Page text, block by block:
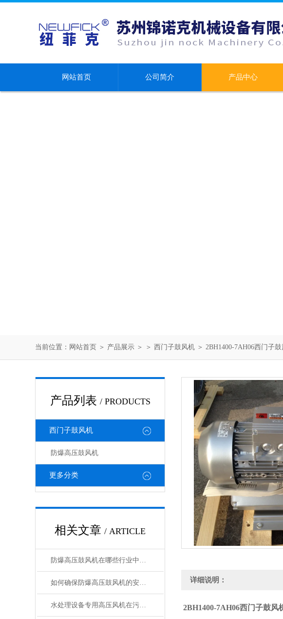
网站首页 公司简介 产品中心
当前位置： 网站首页 ＞ 产品展示 ＞ ＞ 西门子鼓风机 ＞ 2BH1400-7AH06西门子
产品列表 / PRODUCTS
西门子鼓风机
防爆高压鼓风机
更多分类
相关文章 / ARTICLE
防爆高压鼓风机在哪些行业中有广泛应用？
如何确保防爆高压鼓风机的安全运行？
水处理设备专用高压风机在污水处理过程中的应用
详细说明：
2BH1400-7AH06西门子鼓风